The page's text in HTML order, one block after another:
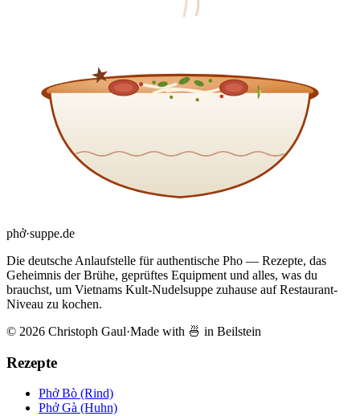
phở·suppe.de
Die deutsche Anlaufstelle für authentische Pho — Rezepte, das
Geheimnis der Brühe, geprüftes Equipment und alles, was du
brauchst, um Vietnams Kult-Nudelsuppe zuhause auf Restaurant-
Niveau zu kochen.
© 2026 Christoph Gaul·Made with 🍜 in Beilstein
Rezepte
Phở Bò (Rind)
Phở Gà (Huhn)